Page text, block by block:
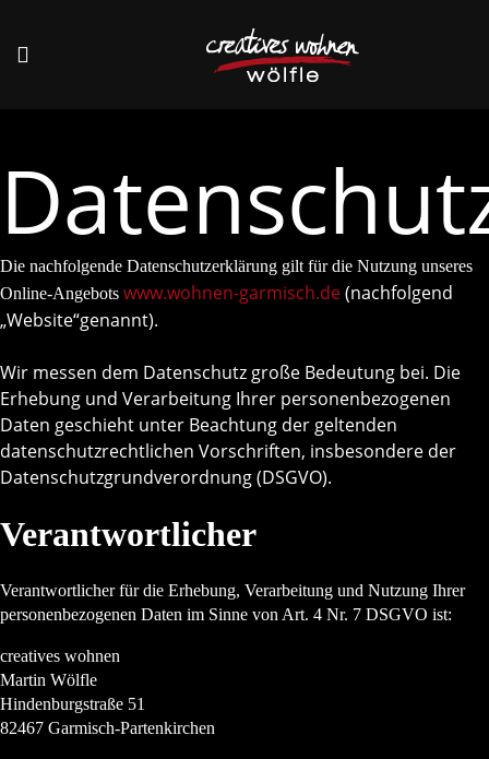
Die nachfolgende Datenschutzerklärung gilt für die Nutzung unseres
Online-Angebots www.wohnen-garmisch.de(nachfolgend
„Website“genannt).
Wir messen dem Datenschutz große Bedeutung bei. Die
Erhebung und Verarbeitung Ihrer personenbezogenen
Daten geschieht unter Beachtung der geltenden
datenschutzrechtlichen Vorschriften, insbesondere der
Datenschutzgrundverordnung (DSGVO).
Verantwortlicher
Verantwortlicher für die Erhebung, Verarbeitung und Nutzung Ihrer
personenbezogenen Daten im Sinne von Art. 4 Nr. 7 DSGVO ist:
creatives wohnen
Martin Wölfle
Hindenburgstraße 51
82467 Garmisch-Partenkirchen